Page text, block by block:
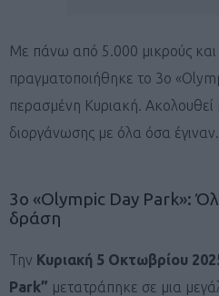
Με πάνω από 5.000 μικρούς και
πραγματοποιήθηκε το 3ο
περασμένη Κυριακή.
διοργάνωσης με όλα όσα έγιναν.
3ο «Olympic Day Park»:
δράση
Την Κυριακή 5 Οκτωβρίου
Park” μετατράπηκε σε μια